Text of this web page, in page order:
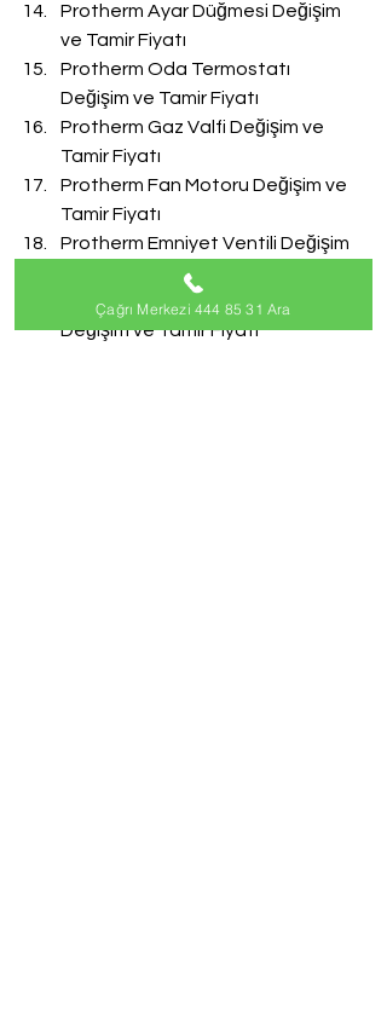
Protherm Ayar Düğmesi Değişim
ve Tamir Fiyatı
Protherm Oda Termostatı
Değişim ve Tamir Fiyatı
Protherm Gaz Valfi Değişim ve
Tamir Fiyatı
Protherm Fan Motoru Değişim ve
Tamir Fiyatı
Protherm Emniyet Ventili Değişim
ve Tamir Fiyatı
Protherm Doldurma Musluğu
Değişim ve Tamir Fiyatı
Çağrı Merkezi 444 85 31 Ara